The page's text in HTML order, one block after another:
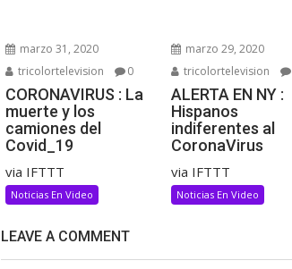
marzo 31, 2020
tricolortelevision
0
CORONAVIRUS : La
muerte y los
camiones del
Covid_19
via IFTTT
Noticias En Video
marzo 29, 2020
tricolortelevision
ALERTA EN NY :
Hispanos
indiferentes al
CoronaVirus
via IFTTT
Noticias En Video
LEAVE A COMMENT